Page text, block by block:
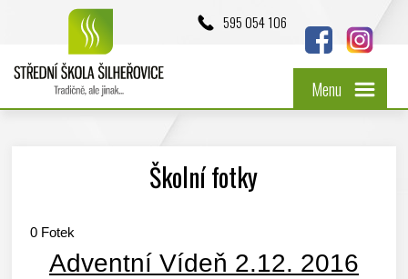
595 054 106
Menu
Školní fotky
0 Fotek
Adventní Vídeň 2.12. 2016